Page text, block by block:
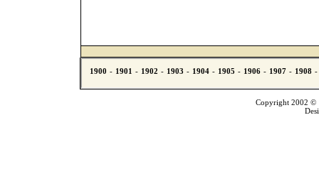
Copyright 2002 ©